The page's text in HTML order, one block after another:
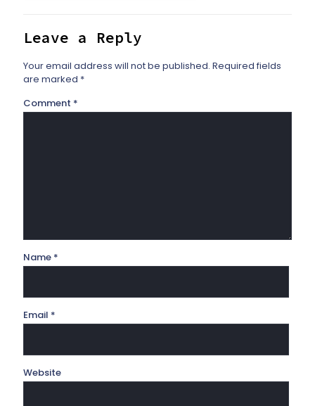
Leave a Reply
Your email address will not be published. Required fields
are marked *
Comment *
Name *
Email *
Website